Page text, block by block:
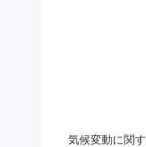
気候変動に関